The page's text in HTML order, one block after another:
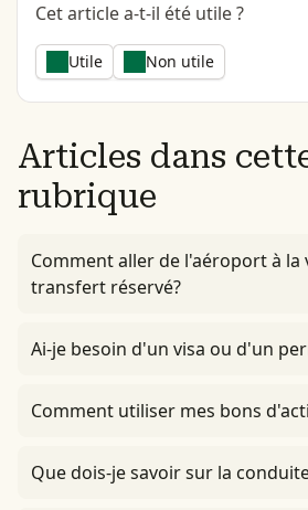
Cet article a-t-il été utile ?
Utile Non utile
Articles dans
rubrique
Comment aller de l'aéroport à la
transfert réservé?
Ai-je besoin d'un visa ou d'un
Comment utiliser mes bons
Que dois-je savoir sur la